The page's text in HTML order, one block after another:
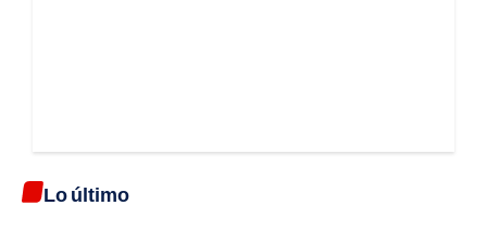
Lo último